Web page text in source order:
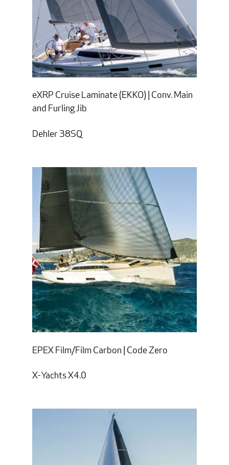
eXRP Cruise Laminate (EKKO) | Conv. Main
and Furling Jib
Dehler 38SQ
EPEX Film/Film Carbon | Code Zero
X-Yachts X4.0